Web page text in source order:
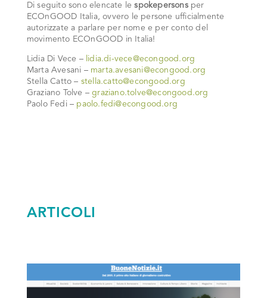
Di seguito sono elencate lespokepersonsper
ECOnGOOD Italia, ovvero le persone ufficialmente
autorizzate a parlare per nome e per conto del
movimento ECOnGOOD in Italia!
Lidia Di Vece – lidia.di-vece@econgood.org
Marta Avesani – marta.avesani@econgood.org
Stella Catto – stella.catto@econgood.org
Graziano Tolve –graziano.tolve@econgood.org
Paolo Fedi – paolo.fedi@econgood.org
ARTICOLI